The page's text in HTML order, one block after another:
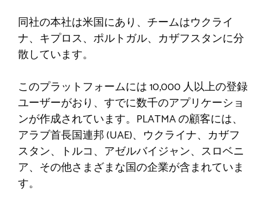
同社の本社は米国にあり、チームはウクライ
ナ、キプロス、ポルトガル、カザフスタンに分
散しています。
このプラットフォームには 10,000 人以上の登録
ユーザーがおり、すでに数千のアプリケーショ
ンが作成されています。PLATMA の顧客には、
アラブ首長国連邦 (U​​AE)、ウクライナ、カザフ
スタン、トルコ、アゼルバイジャン、スロベニ
ア、その他さまざまな国の企業が含まれていま
す。